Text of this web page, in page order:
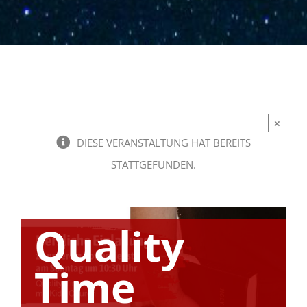
×
DIESE VERANSTALTUNG HAT BEREITS
STATTGEFUNDEN.
Quality
Time